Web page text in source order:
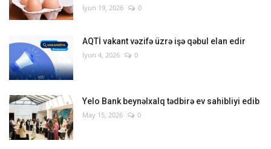
İyun 19, 2026 0
AQTİ vakant vəzifə üzrə işə qəbul elan edir
İyun 4, 2026 0
Yelo Bank beynəlxalq tədbirə ev sahibliyi edib
May 15, 2026 0